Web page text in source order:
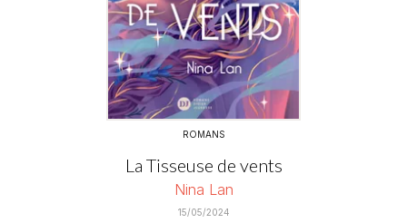
ROMANS
La Tisseuse de vents
Nina Lan
15/05/2024